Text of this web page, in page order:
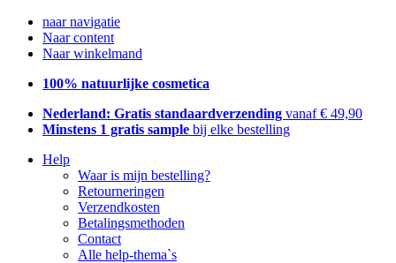
naar navigatie
Naar content
Naar winkelmand
100% natuurlijke cosmetica
Nederland: Gratis standaardverzending vanaf € 49,90
Minstens 1 gratis sample bij elke bestelling
Help
Waar is mijn bestelling?
Retourneringen
Verzendkosten
Betalingsmethoden
Contact
Alle help-thema`s